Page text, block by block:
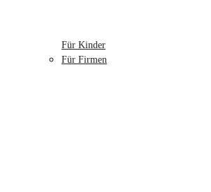
Für Kinder
Für Firmen